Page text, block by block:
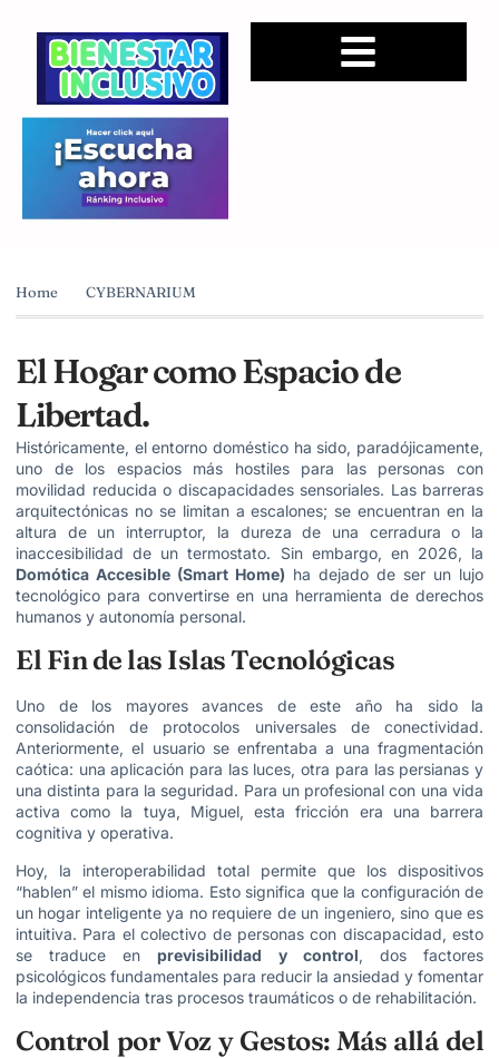
Home CYBERNARIUM
El Hogar como Espacio de
Libertad.
Históricamente, el entorno doméstico ha sido, paradójicamente,
uno de los espacios más hostiles para las personas con
movilidad reducida o discapacidades sensoriales. Las barreras
arquitectónicas no se limitan a escalones; se encuentran en la
altura de un interruptor, la dureza de una cerradura o la
inaccesibilidad de un termostato. Sin embargo, en 2026, la
Domótica Accesible (Smart Home) ha dejado de ser un lujo
tecnológico para convertirse en una herramienta de derechos
humanos y autonomía personal.
El Fin de las Islas Tecnológicas
Uno de los mayores avances de este año ha sido la
consolidación de protocolos universales de conectividad.
Anteriormente, el usuario se enfrentaba a una fragmentación
caótica: una aplicación para las luces, otra para las persianas y
una distinta para la seguridad. Para un profesional con una vida
activa como la tuya, Miguel, esta fricción era una barrera
cognitiva y operativa.
Hoy, la interoperabilidad total permite que los dispositivos
“hablen” el mismo idioma. Esto significa que la configuración de
un hogar inteligente ya no requiere de un ingeniero, sino que es
intuitiva. Para el colectivo de personas con discapacidad, esto
se traduce en previsibilidad y control, dos factores
psicológicos fundamentales para reducir la ansiedad y fomentar
la independencia tras procesos traumáticos o de rehabilitación.
Control por Voz y Gestos: Más allá del